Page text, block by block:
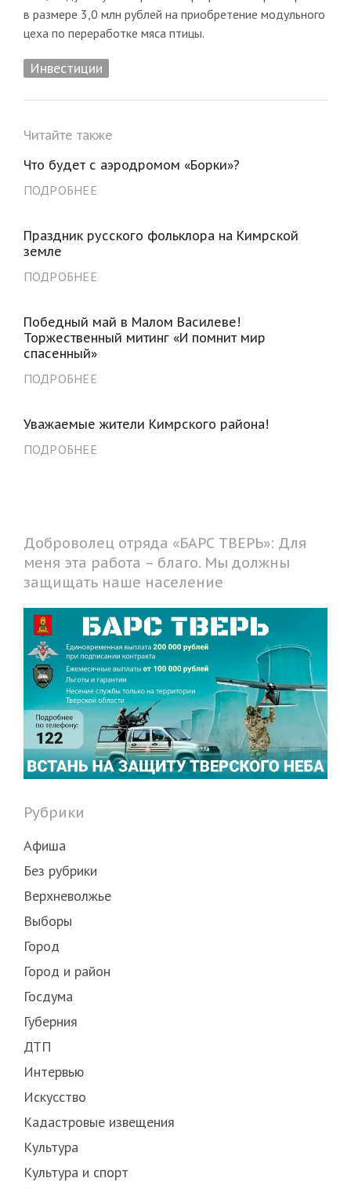
в размере 3,0 млн рублей на приобретение модульного
цеха по переработке мяса птицы.
Инвестиции
Читайте также
Что будет с аэродромом «Борки»?
ПОДРОБНЕЕ
Праздник русского фольклора на Кимрской
земле
ПОДРОБНЕЕ
Победный май в Малом Василеве!
Торжественный митинг «И помнит мир
спасенный»
ПОДРОБНЕЕ
Уважаемые жители Кимрского района!
ПОДРОБНЕЕ
Доброволец отряда «БАРС ТВЕРЬ»: Для
меня эта работа – благо. Мы должны
защищать наше население
Рубрики
Афиша
Без рубрики
Верхневолжье
Выборы
Город
Город и район
Госдума
Губерния
ДТП
Интервью
Искусство
Кадастровые извещения
Культура
Культура и спорт